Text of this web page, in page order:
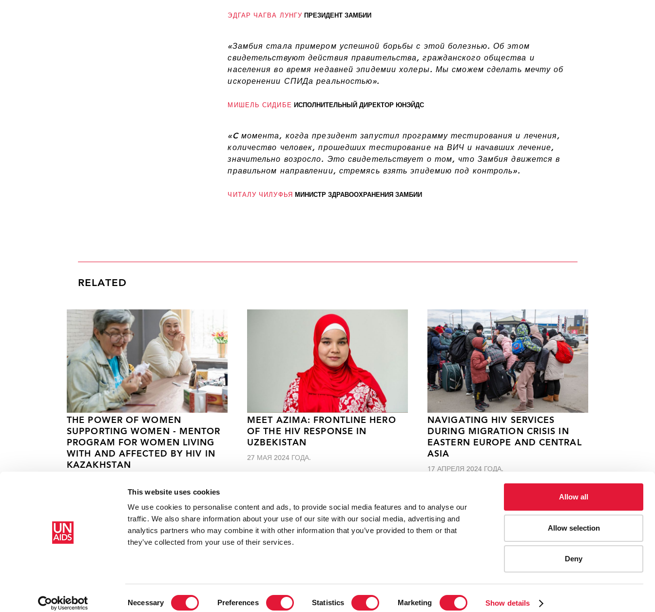
This website uses cookies
We use cookies to personalise content and ads, to provide social media features and to analyse our
traffic. We also share information about your use of our site with our social media, advertising and
analytics partners who may combine it with other information that you’ve provided to them or that
they’ve collected from your use of their services.
Necessary Preferences Statistics Marketing Show details
Allow all
Allow selection
Deny
ЭДГАР ЧАГВА ЛУНГУ ПРЕЗИДЕНТ ЗАМБИИ
«Замбия стала примером успешной борьбы с этой болезнью. Об этом
свидетельствуют действия правительства, гражданского общества и
населения во время недавней эпидемии холеры. Мы сможем сделать мечту об
искоренении СПИДа реальностью».
МИШЕЛЬ СИДИБЕ ИСПОЛНИТЕЛЬНЫЙ ДИРЕКТОР ЮНЭЙДС
«C момента, когда президент запустил программу тестирования и лечения,
количество человек, прошедших тестирование на ВИЧ и начавших лечение,
значительно возросло. Это свидетельствует о том, что Замбия движется в
правильном направлении, стремясь взять эпидемию под контроль».
ЧИТАЛУ ЧИЛУФЬЯ МИНИСТР ЗДРАВООХРАНЕНИЯ ЗАМБИИ
RELATED
THE POWER OF WOMEN
SUPPORTING WOMEN - MENTOR
PROGRAM FOR WOMEN LIVING
WITH AND AFFECTED BY HIV IN
KAZAKHSTAN
MEET AZIMA: FRONTLINE HERO
OF THE HIV RESPONSE IN
UZBEKISTAN
27 МАЯ 2024 ГОДА.
NAVIGATING HIV SERVICES
DURING MIGRATION CRISIS IN
EASTERN EUROPE AND CENTRAL
ASIA
17 АПРЕЛЯ 2024 ГОДА.
Ресурсы Новый инструмент ускорения мер по противодействию СПИДу в Замбии
Copyright © 2026 UNAIDS